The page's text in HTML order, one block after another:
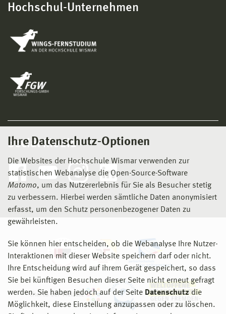
Ihre Datenschutz-Optionen
Die Websites der Hochschule Wismar verwenden zur
statistischen Webanalyse die Open-Source-Software
Matomo, um das Nutzererlebnis für Sie als Besucher stetig
zu verbessern. Hierbei werden sämtliche Daten anonymisiert
erfasst, um den Schutz personenbezogener Daten zu
gewährleisten.
Sie können hier entscheiden, ob die Webanalyse Ihre Nutzer-
Interaktionen mit dieser Website speichern darf oder nicht.
Ihre Entscheidung wird auf ihrem Gerät gespeichert, so dass
Sie bei künftigen Besuchen dieser Seite nicht erneut gefragt
werden. Sie haben jedoch auf der Seite Datenschutz die
Möglichkeit, diese Einstellung anzupassen oder zu löschen.
Hochschul-Unternehmen
Social Media